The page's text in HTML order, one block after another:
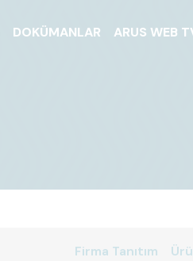
DOKÜMANLAR ARUS WEB
Firma Tanıtım